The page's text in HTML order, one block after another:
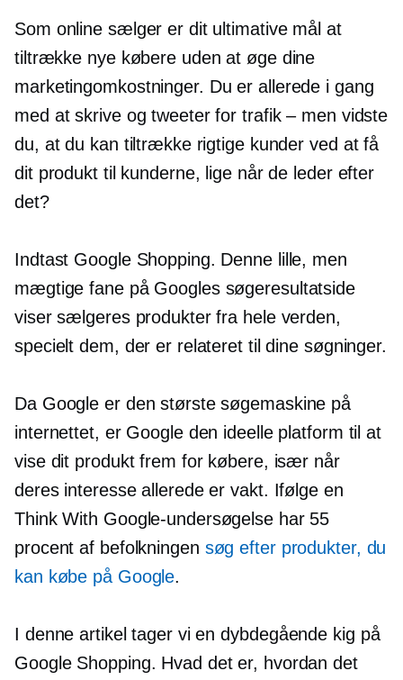
Som online sælger er dit ultimative mål at
tiltrække nye købere uden at øge dine
marketingomkostninger. Du er allerede i gang
med at skrive og tweeter for trafik – men vidste
du, at du kan tiltrække rigtige kunder ved at få
dit produkt til kunderne, lige når de leder efter
det?
Indtast Google Shopping. Denne lille, men
mægtige fane på Googles søgeresultatside
viser sælgeres produkter fra hele verden,
specielt dem, der er relateret til dine søgninger.
Da Google er den største søgemaskine på
internettet, er Google den ideelle platform til at
vise dit produkt frem for købere, især når
deres interesse allerede er vakt. Ifølge en
Think With Google-undersøgelse har 55
procent af befolkningen søg efter produkter, du
kan købe på Google.
I denne artikel tager vi endybdegående kig på
Google Shopping. Hvad det er, hvordan det